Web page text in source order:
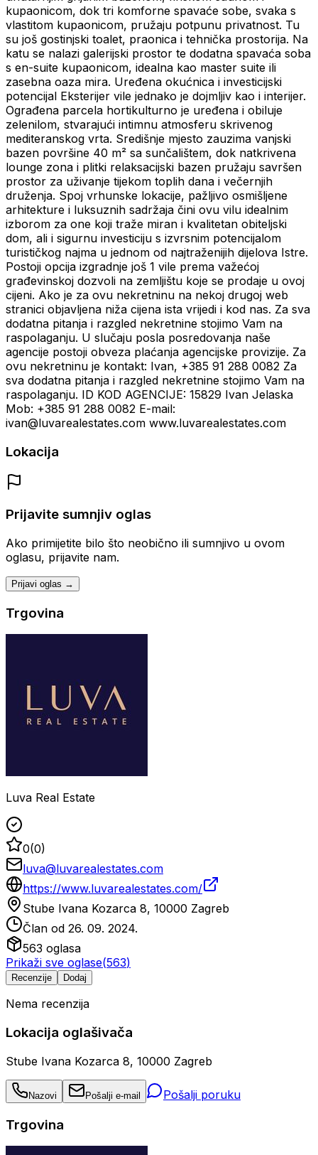
kupaonicom, dok tri komforne spavaće sobe, svaka s
vlastitom kupaonicom, pružaju potpunu privatnost. Tu
su još gostinjski toalet, praonica i tehnička prostorija. Na
katu se nalazi galerijski prostor te dodatna spavaća soba
s en-suite kupaonicom, idealna kao master suite ili
zasebna oaza mira. Uređena okućnica i investicijski
potencijal Eksterijer vile jednako je dojmljiv kao i interijer.
Ograđena parcela hortikulturno je uređena i obiluje
zelenilom, stvarajući intimnu atmosferu skrivenog
mediteranskog vrta. Središnje mjesto zauzima vanjski
bazen površine 40 m² sa sunčalištem, dok natkrivena
lounge zona i plitki relaksacijski bazen pružaju savršen
prostor za uživanje tijekom toplih dana i večernjih
druženja. Spoj vrhunske lokacije, pažljivo osmišljene
arhitekture i luksuznih sadržaja čini ovu vilu idealnim
izborom za one koji traže miran i kvalitetan obiteljski
dom, ali i sigurnu investiciju s izvrsnim potencijalom
turističkog najma u jednom od najtraženijih dijelova Istre.
Postoji opcija izgradnje još 1 vile prema važećoj
građevinskoj dozvoli na zemljištu koje se prodaje u ovoj
cijeni. Ako je za ovu nekretninu na nekoj drugoj web
stranici objavljena niža cijena ista vrijedi i kod nas. Za sva
dodatna pitanja i razgled nekretnine stojimo Vam na
raspolaganju. U slučaju posla posredovanja naše
agencije postoji obveza plaćanja agencijske provizije. Za
ovu nekretninu je kontakt: Ivan, +385 91 288 0082 Za
sva dodatna pitanja i razgled nekretnine stojimo Vam na
raspolaganju. ID KOD AGENCIJE: 15829 Ivan Jelaska
Mob: +385 91 288 0082 E-mail:
ivan@luvarealestates.com www.luvarealestates.com
Lokacija
Prijavite sumnjiv oglas
Ako primijetite bilo što neobično ili sumnjivo u ovom
oglasu, prijavite nam.
Prijavi oglas →
Trgovina
Luva Real Estate
0(0)
luva@luvarealestates.com
https://www.luvarealestates.com/
Stube Ivana Kozarca 8, 10000 Zagreb
Član od 26. 09. 2024.
563 oglasa
Prikaži sve oglase(563)
Recenzije Dodaj
Nema recenzija
Lokacija oglašivača
Stube Ivana Kozarca 8, 10000 Zagreb
Nazovi Pošalji e-mail Pošalji poruku
Trgovina